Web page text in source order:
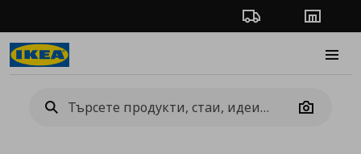
Проследяване на
Camera